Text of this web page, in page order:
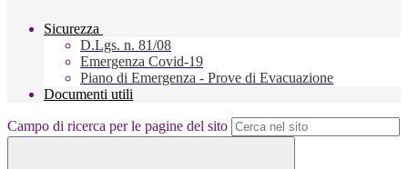
Sicurezza
D.Lgs. n. 81/08
Emergenza Covid-19
Piano di Emergenza - Prove di Evacuazione
Documenti utili
Campo di ricerca per le pagine del sito